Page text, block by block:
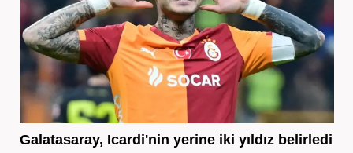
Galatasaray, Icardi'nin yerine iki yıldız belirledi